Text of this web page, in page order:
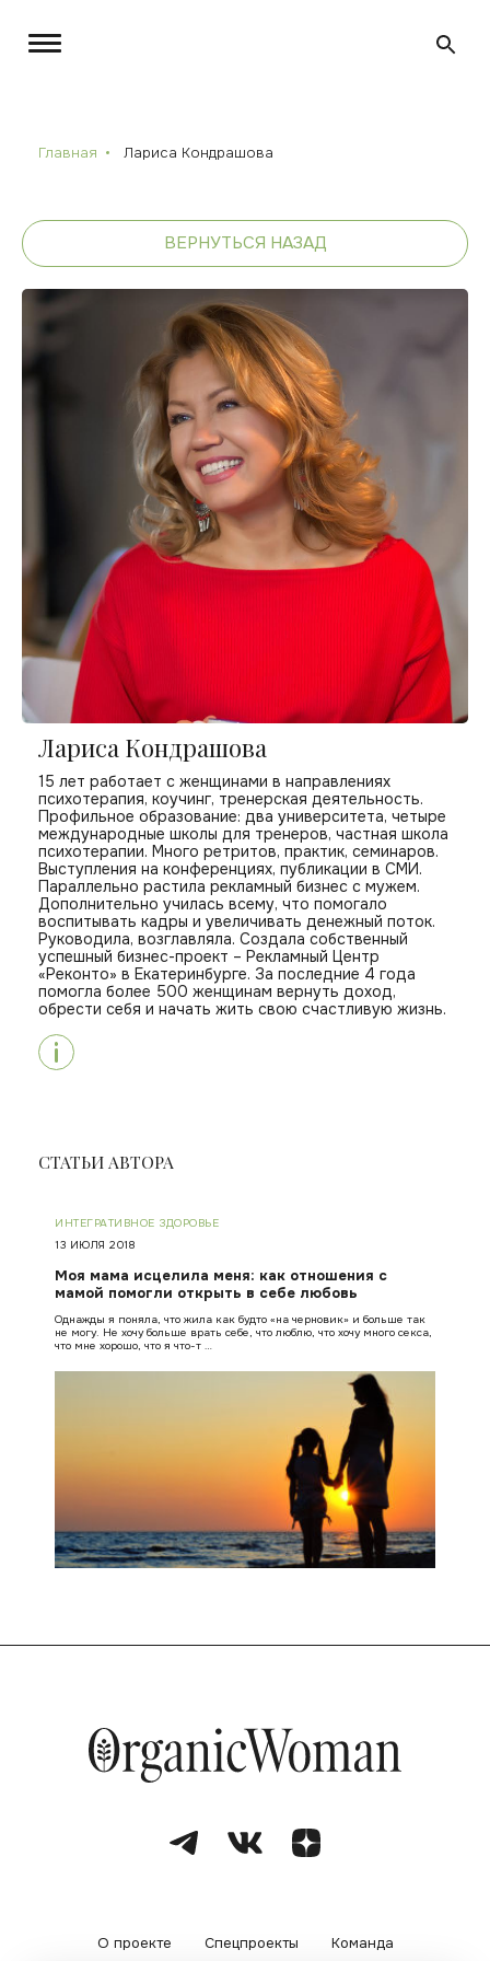
Главная Лариса Кондрашова
ВЕРНУТЬСЯ НАЗАД
Лариса Кондрашова
15 лет работает с женщинами в направлениях
психотерапия, коучинг, тренерская деятельность.
Профильное образование: два университета, четыре
международные школы для тренеров, частная школа
психотерапии. Много ретритов, практик, семинаров.
Выступления на конференциях, публикации в СМИ.
Параллельно растила рекламный бизнес с мужем.
Дополнительно училась всему, что помогало
воспитывать кадры и увеличивать денежный поток.
Руководила, возглавляла. Создала собственный
успешный бизнес-проект – Рекламный Центр
«Реконто» в Екатеринбурге. За последние 4 года
помогла более 500 женщинам вернуть доход,
обрести себя и начать жить свою счастливую жизнь.
СТАТЬИ АВТОРА
ИНТЕГРАТИВНОЕ ЗДОРОВЬЕ
13 ИЮЛЯ 2018
Моя мама исцелила меня: как отношения с
мамой помогли открыть в себе любовь
Однажды я поняла, что жила как будто «на черновик» и больше так
не могу. Не хочу больше врать себе, что люблю, что хочу много секса,
что мне хорошо, что я что-т …
О проекте Спецпроекты Команда